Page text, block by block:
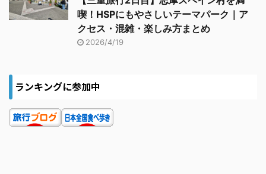
喫！HSPにもやさしいテーマパーク｜ア
クセス・混雑・楽しみ方まとめ
2026/4/19
ランキングに参加中